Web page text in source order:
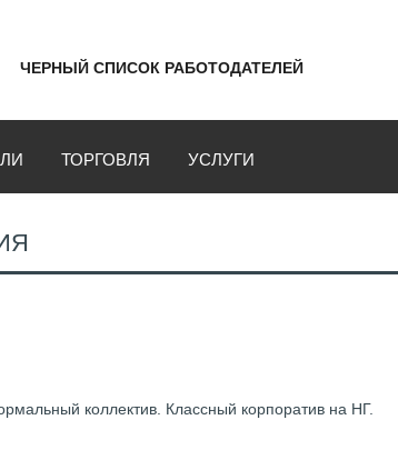
ЧЕРНЫЙ СПИСОК РАБОТОДАТЕЛЕЙ
ТОРГОВЛЯ УСЛУГИ
коллектив. Классный корпоратив на НГ.